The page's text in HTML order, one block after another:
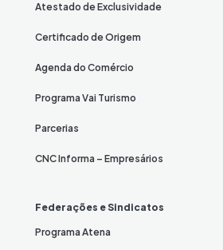
Atestado de Exclusividade
Certificado de Origem
Agenda do Comércio
Programa Vai Turismo
Parcerias
CNC Informa – Empresários
Federações e Sindicatos
Programa Atena